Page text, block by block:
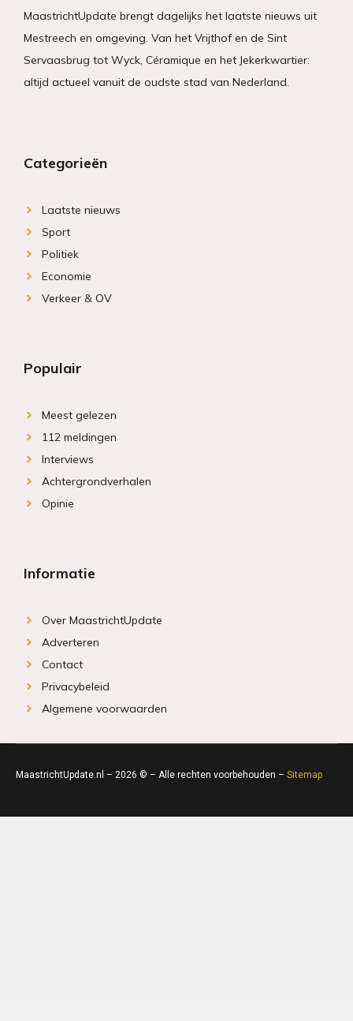
MaastrichtUpdate brengt dagelijks het laatste nieuws uit
Mestreech en omgeving. Van het Vrijthof en de Sint
Servaasbrug tot Wyck, Céramique en het Jekerkwartier:
altijd actueel vanuit de oudste stad van Nederland.
Categorieën
Laatste nieuws
Sport
Politiek
Economie
Verkeer & OV
Populair
Meest gelezen
112 meldingen
Interviews
Achtergrondverhalen
Opinie
Informatie
Over MaastrichtUpdate
Adverteren
Contact
Privacybeleid
Algemene voorwaarden
MaastrichtUpdate.nl – 2026 © – Alle rechten voorbehouden – Sitemap